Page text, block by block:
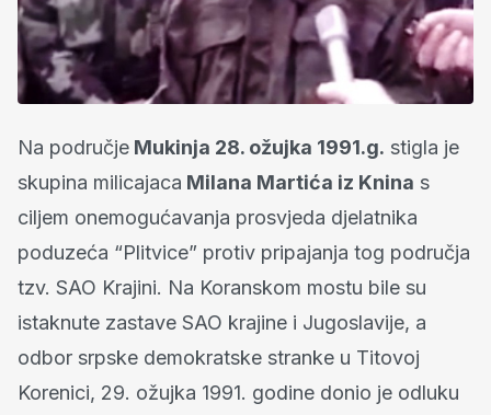
Na područje Mukinja 28. ožujka 1991.g. stigla je
skupina milicajaca Milana Martića iz Knina s
ciljem onemogućavanja prosvjeda djelatnika
poduzeća “Plitvice” protiv pripajanja tog područja
tzv. SAO Krajini. Na Koranskom mostu bile su
istaknute zastave SAO krajine i Jugoslavije, a
odbor srpske demokratske stranke u Titovoj
Korenici, 29. ožujka 1991. godine donio je odluku